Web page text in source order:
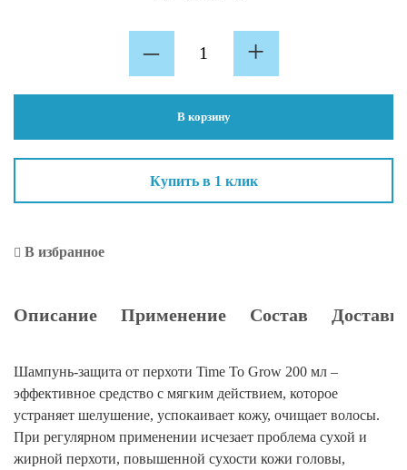
–
Time
Шампунь-
+
В корзину
Купить в 1 клик
В избранное
Описание Применение Состав
Шампунь-защита от перхоти Time To Grow 200 мл –
эффективное средство с мягким действием, которое
устраняет шелушение, успокаивает кожу, очищает волосы.
При регулярном применении исчезает проблема сухой и
жирной перхоти, повышенной сухости кожи головы,